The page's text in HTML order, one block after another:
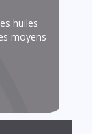
huiles
moyens